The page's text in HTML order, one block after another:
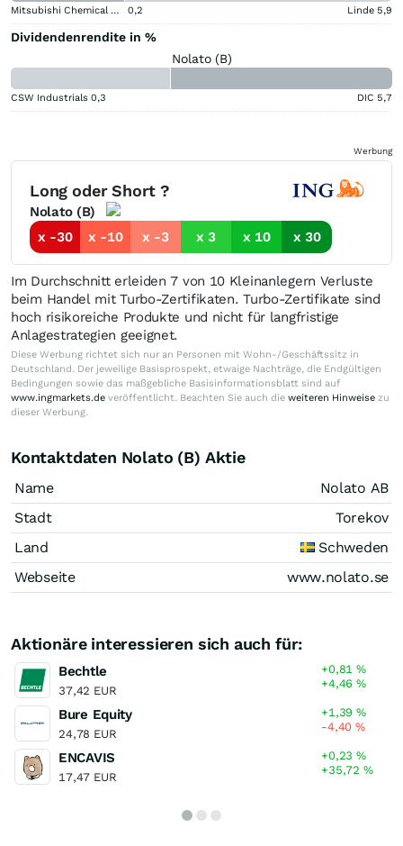
Mitsubishi Chemical Group Corporation 0,2 Linde 5,9
Dividendenrendite in %
Nolato (B)
CSW Industrials 0,3 DIC 5,7
Werbung
Long oder Short ?
Nolato (B)
x -30
x -10 x -3 x 3 x 10 x 30
Im Durchschnitt erleiden 7 von 10 Kleinanlegern Verluste
beim Handel mit Turbo-Zertifikaten. Turbo-Zertifikate sind
hoch risikoreiche Produkte und nicht für langfristige
Anlagestrategien geeignet.
Diese Werbung richtet sich nur an Personen mit Wohn-/Geschäftssitz in
Deutschland. Der jeweilige Basisprospekt, etwaige Nachträge, die Endgültigen
Bedingungen sowie das maßgebliche Basisinformationsblatt sind auf
www.ingmarkets.de veröffentlicht. Beachten Sie auch die weiteren Hinweise zu
dieser Werbung.
Kontaktdaten Nolato (B) Aktie
Name
Nolato AB
Stadt
Torekov
Land
Schweden
Webseite
www.nolato.se
Aktionäre interessieren sich auch für:
Bechtle
37,42 EUR
+0,81%
+4,46%
Bure Equity
24,78 EUR
+1,39%
-4,40%
ENCAVIS
17,47 EUR
+0,23%
+35,72%